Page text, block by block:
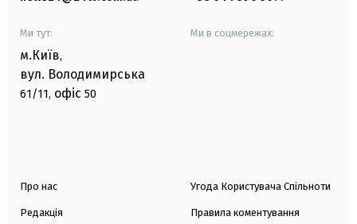
Ми тут:
м.Київ,
вул. Володимирська
61/11, офіс 50
Ми в соцмережах:
Про нас
Редакція
Угода Користувача Спільноти
Правила коментування